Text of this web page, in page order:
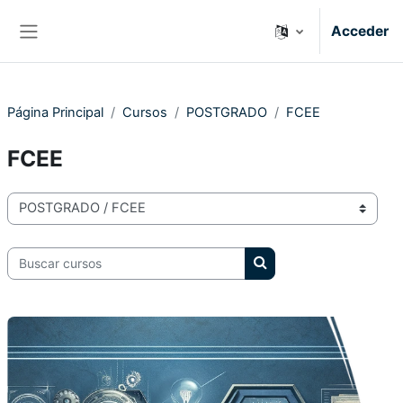
Acceder
Página Principal Cursos POSTGRADO FCEE
FCEE
Categorías
Buscar cursos
Buscar cursos